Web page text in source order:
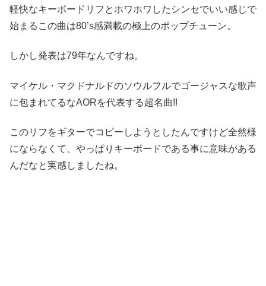
軽快なキーボードリフとホワホワしたシンセでいい感じで
始まるこの曲は80’s感満載の極上のポップチューン。
しかし発表は79年なんですね。
マイケル・マクドナルドのソウルフルでゴージャスな歌声
に包まれてるなAORを代表する超名曲!!
このリフをギターでコピーしようとしたんですけど全然様
にならなくて、やっぱりキーボードである事に意味がある
んだなと実感しましたね。